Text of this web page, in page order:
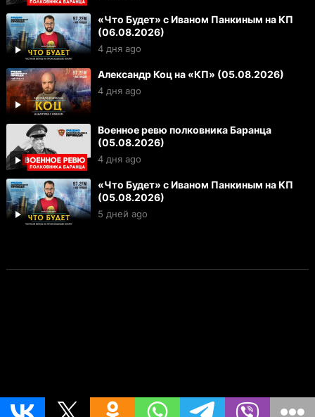
«Что Будет» с Иваном Панкиным на КП
(06.08.2026)
4 дня ago
Александр Коц на «КП» (05.08.2026)
4 дня ago
Военное ревю полковника Баранца
(05.08.2026)
4 дня ago
«Что Будет» с Иваном Панкиным на КП
(05.08.2026)
5 дней ago